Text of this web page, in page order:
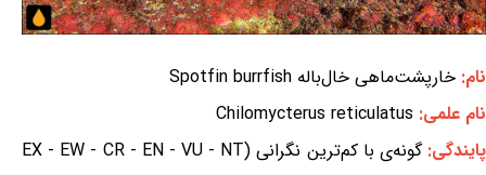
نام: خارپشت‌ماهی خال‌باله Spotfin burrfish
نام علمی: Chilomycterus reticulatus
پایندگی:
گونه‌ی با کم‌ترین نگرانی (EX - EW - CR - EN - VU - NT